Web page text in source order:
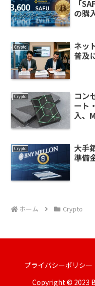
「
の購
Crypto
ネッ
普及
Crypto
コン
ート
入、
Crypto
大手
準備
ホーム Crypto
プライバシーポリシー
Copyright © 2023